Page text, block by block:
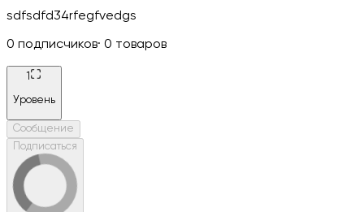
sdfsdfd34rfegfvedgs
0 подписчиков· 0 товаров
1
Уровень
Сообщение
Подписаться